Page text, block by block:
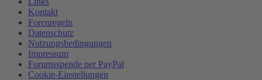
Kontakt
Forenregeln
Datenschutz
Nutzungsbedingungen
Impressum
Forumsspende per PayPal
Cookie-Einstellungen